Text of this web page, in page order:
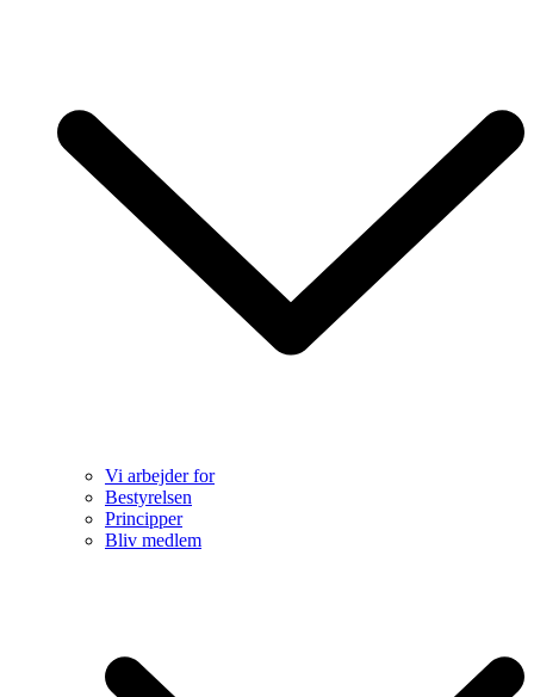
Vi arbejder for
Bestyrelsen
Principper
Bliv medlem